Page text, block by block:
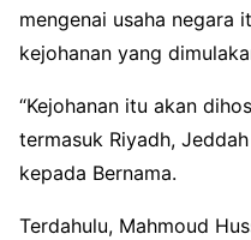
mengenai usaha negara
kejohanan yang
“Kejohanan itu akan
termasuk Riyadh,
kepada Bernama.
Terdahulu, Mahmoud